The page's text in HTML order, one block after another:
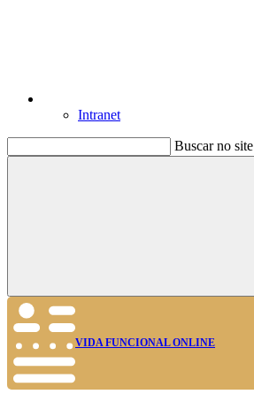
Intranet
Buscar no site
Buscar
VIDA FUNCIONAL ONLINE